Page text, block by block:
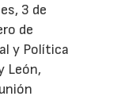
3 de
de
y Política
León,